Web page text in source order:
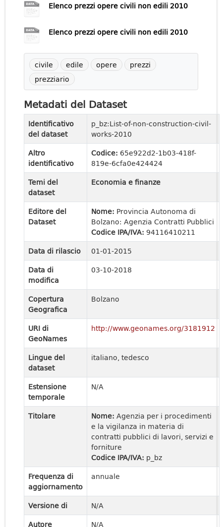
Elenco prezzi opere civili non edili 2010
Elenco prezzi opere civili non edili 2010
civile edile opere
prezzi
prezziario
Metadati del Dataset
Identificativo
del dataset
p_bz:List-of-non-construction-civil-
works-2010
Altro
identificativo
Codice: 65e922d2-1b03-418f-
819e-6cfa0e424424
Temi del
dataset
Economia e finanze
Editore del
Dataset
Nome: Provincia Autonoma di
Bolzano: Agenzia Contratti Pubblici
Codice IPA/IVA: 94116410211
Data di rilascio
01-01-2015
Data di
modifica
03-10-2018
Copertura
Geografica
Bolzano
URI di
GeoNames
http://www.geonames.org/3181912
Lingue del
dataset
italiano, tedesco
Estensione
temporale
N/A
Titolare Nome: Agenzia per i procedimenti
e la vigilanza in materia di
contratti pubblici di lavori, servizi e
forniture
Codice IPA/IVA: p_bz
Frequenza di
aggiornamento
annuale
Versione di
N/A
Autore
N/A